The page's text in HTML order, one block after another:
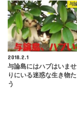
与
2018.2.1
与論島にはハブはいま
りにいる迷惑な生き物
う